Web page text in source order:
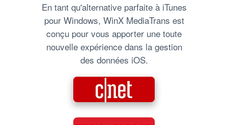
En tant qu'alternative parfaite à iTunes
pour Windows, WinX MediaTrans est
conçu pour vous apporter une toute
nouvelle expérience dans la gestion
des données iOS.